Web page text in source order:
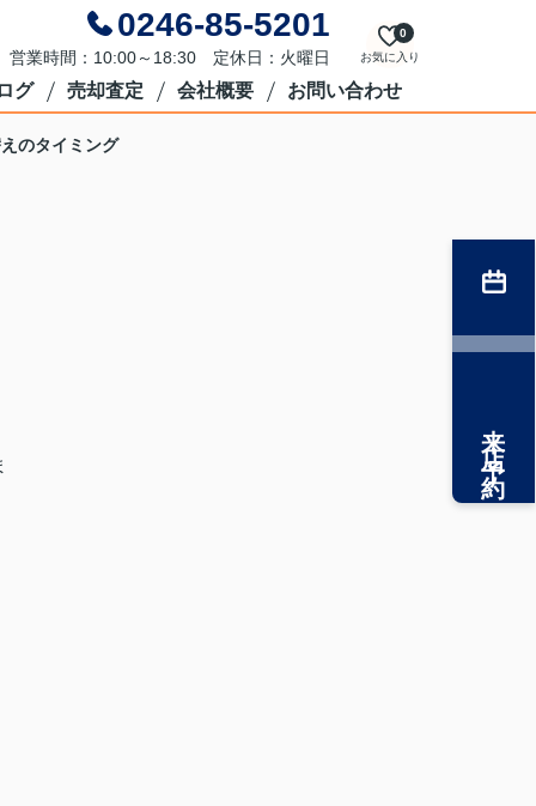
0246-85-5201
営業時間：10:00～18:30 定休日：火曜日 お気に入り
0
グ 売却査定 会社概要 お問い合わせ
のタイミング
来店予約